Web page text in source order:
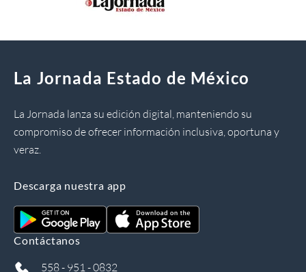
La Jornada Estado de México
La Jornada lanza su edición digital, manteniendo su
compromiso de ofrecer información inclusiva, oportuna y
veraz.
Descarga nuestra app
Contáctanos
558 - 951 - 0832